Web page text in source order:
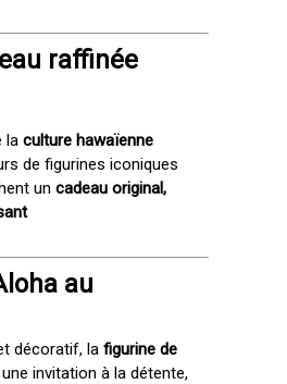
raffinée
la culture hawaïenne
de figurines iconiques
un cadeau original,
au
décoratif, la figurine de
invitation à la détente,